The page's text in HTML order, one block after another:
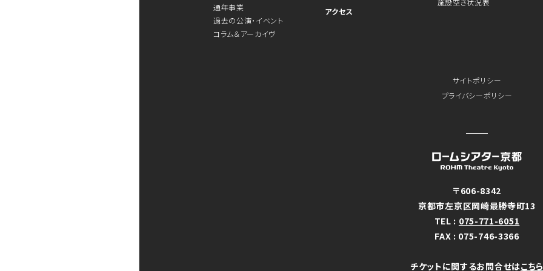
通年事業
過去の公演・イベント
コラム＆アーカイヴ
アクセス
施設空き状況表
サイトポリシー
プライバシーポリシー
〒606-8342
京都市左京区岡崎最勝寺町13
TEL : 075-771-6051
FAX : 075-746-3366
チケットに関するお問合せはこち